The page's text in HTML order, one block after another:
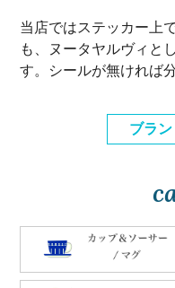
当店ではステッカー上
も、ヌータヤルヴィと
す。シールが無ければ
ブラ